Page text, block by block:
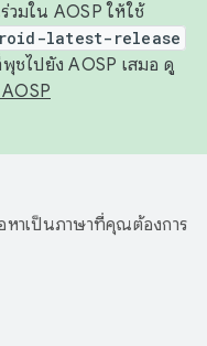
วมใน AOSP ให้ใช้
latest-release
ชไปยัง AOSP เสมอ ดู
หาเป็นภาษาที่คุณต้องการ